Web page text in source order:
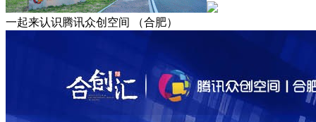
一起来认识腾讯众创空间 （合肥）